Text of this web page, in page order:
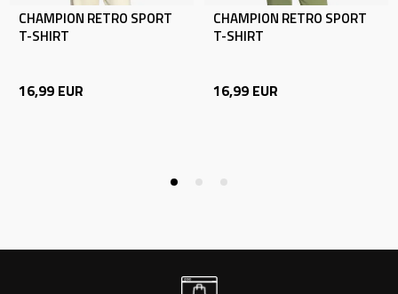
CHAMPION RETRO SPORT
T-SHIRT
16,99 EUR
CHAMPION RETRO SPORT
T-SHIRT
16,99 EUR